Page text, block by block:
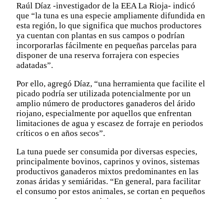
Raúl Díaz -investigador de la EEA La Rioja- indicó
que “la tuna es una especie ampliamente difundida en
esta región, lo que significa que muchos productores
ya cuentan con plantas en sus campos o podrían
incorporarlas fácilmente en pequeñas parcelas para
disponer de una reserva forrajera con especies
adatadas”.
Por ello, agregó Díaz, “una herramienta que facilite el
picado podría ser utilizada potencialmente por un
amplio número de productores ganaderos del árido
riojano, especialmente por aquellos que enfrentan
limitaciones de agua y escasez de forraje en periodos
críticos o en años secos”.
La tuna puede ser consumida por diversas especies,
principalmente bovinos, caprinos y ovinos, sistemas
productivos ganaderos mixtos predominantes en las
zonas áridas y semiáridas. “En general, para facilitar
el consumo por estos animales, se cortan en pequeños